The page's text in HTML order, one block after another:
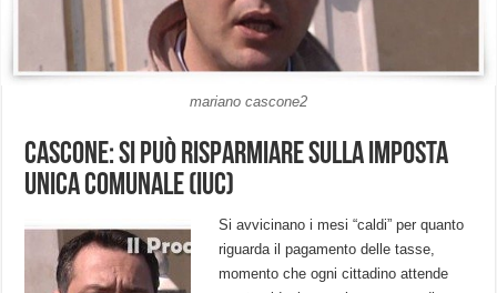
mariano cascone2
Cascone: Si può risparmiare sulla Imposta
Unica Comunale (IUC)
Si avvicinano i mesi “caldi” per quanto
riguarda il pagamento delle tasse,
momento che ogni cittadino attende